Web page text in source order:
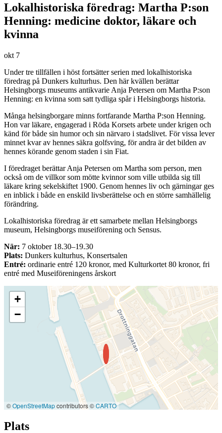
Lokalhistoriska föredrag: Martha P:son
Henning: medicine doktor, läkare och
kvinna
okt 7
Under tre tillfällen i höst fortsätter serien med lokalhistoriska
föredrag på Dunkers kulturhus. Den här kvällen berättar
Helsingborgs museums antikvarie Anja Petersen om Martha P:son
Henning: en kvinna som satt tydliga spår i Helsingborgs historia.
Många helsingborgare minns fortfarande Martha P:son Henning.
Hon var läkare, engagerad i Röda Korsets arbete under krigen och
känd för både sin humor och sin närvaro i stadslivet. För vissa lever
minnet kvar av hennes säkra golfsving, för andra är det bilden av
hennes körande genom staden i sin Fiat.
I föredraget berättar Anja Petersen om Martha som person, men
också om de villkor som mötte kvinnor som ville utbilda sig till
läkare kring sekelskiftet 1900. Genom hennes liv och gärningar ges
en inblick i både en enskild livsberättelse och en större samhällelig
förändring.
Lokalhistoriska föredrag är ett samarbete mellan Helsingborgs
museum, Helsingborgs museiförening och Sensus.
När: 7 oktober 18.30–19.30
Plats: Dunkers kulturhus, Konsertsalen
Entré: ordinarie entré 120 kronor, med Kulturkortet 80 kronor, fri
entré med Museiföreningens årskort
+
−
©OpenStreetMapcontributors ©CARTO
Plats